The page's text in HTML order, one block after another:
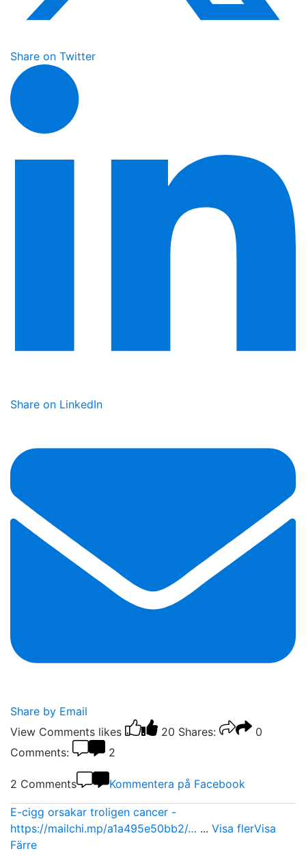
Share on Twitter
Share on LinkedIn
Share by Email
View Comments likes 20 Shares:
0
Comments:
2
2 Comments Kommentera på Facebook
E-cigg orsakar troligen cancer -
https://mailchi.mp/a1a495e50bb2/… ... Visa flerVisa
Färre